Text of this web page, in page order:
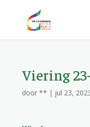
Viering
door ** | jul 23,